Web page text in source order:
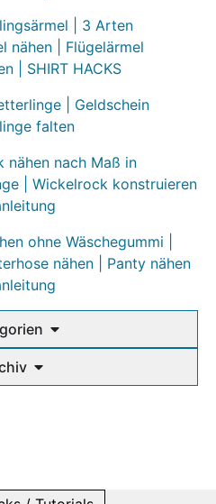
| 3 Arten
nähen | Flügelärmel
| SHIRT HACKS
| Geldschein
falten
nähen nach Maß in
| Wickelrock konstruieren
ohne Wäschegummi |
nähen | Panty nähen